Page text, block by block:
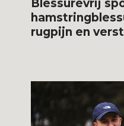
Blessurevrij
rugpijn en